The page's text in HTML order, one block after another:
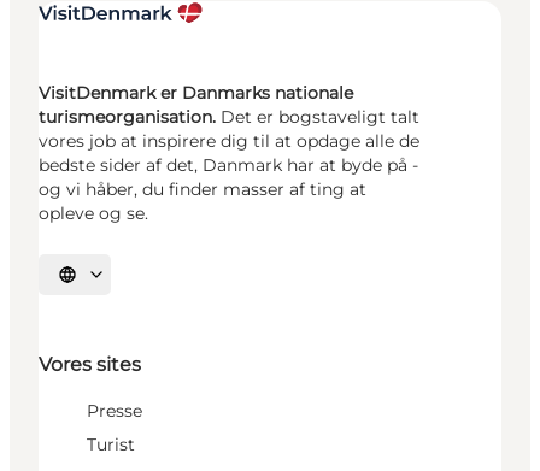
VisitDenmark er Danmarks nationale
turismeorganisation. Det er bogstaveligt talt
vores job at inspirere dig til at opdage alle de
bedste sider af det, Danmark har at byde på -
og vi håber, du finder masser af ting at
opleve og se.
Vælg sprog
Vores sites
Presse
Turist